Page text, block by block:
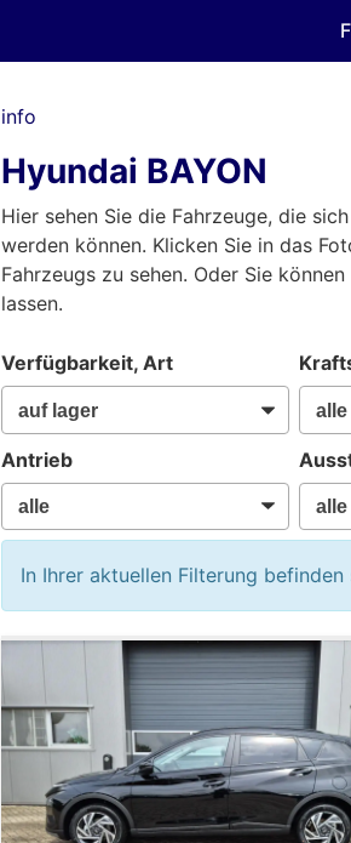
info
Hyundai BAYON
Hier sehen Sie die Fahrzeuge, die
werden können. Klicken Sie in das
Fahrzeugs zu sehen. Oder Sie
lassen.
Verfügbarkeit, Art
Antrieb
In Ihrer aktuellen Filterung befinden